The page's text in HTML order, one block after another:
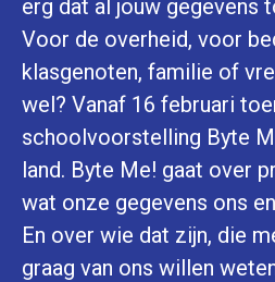
erg dat al jouw gegevens
Voor de overheid, voor
klasgenoten, familie of
wel? Vanaf 16 februari
schoolvoorstelling Byte
land. Byte Me! gaat over
wat onze gegevens ons
En over wie dat zijn, die
graag van ons willen